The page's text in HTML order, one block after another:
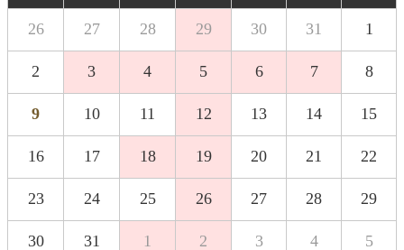
26 27 28 29 30 31 1
2 3 4 5 6 7 8
9 10 11 12 13 14 15
16 17 18 19 20 21 22
23 24 25 26 27 28 29
30 31 1 2 3 4 5